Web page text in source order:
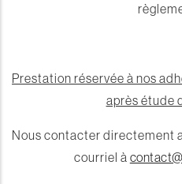
Prestation réservée à nos
après étude
Nous contacter directement
courriel à